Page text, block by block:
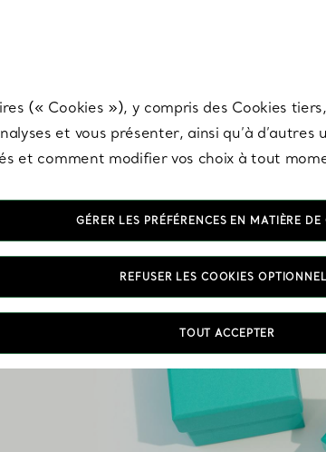
(« Cookies »), y compris des Cookies
et vous présenter, ainsi qu’à
et comment modifier vos choix à tout
GÉRER LES PRÉFÉRENCES EN MATIÈRE DE
REFUSER LES COOKIES
TOUT ACCEPTER